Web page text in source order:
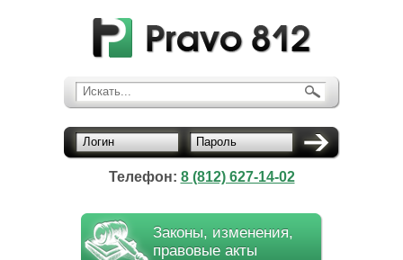
Искать...
Логин Пароль
Телефон: 8 (812) 627-14-02
Законы, изменения,
правовые акты